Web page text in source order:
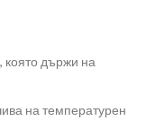
която държи на
на температурен